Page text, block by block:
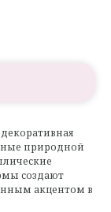
природной
создают
акцентом в